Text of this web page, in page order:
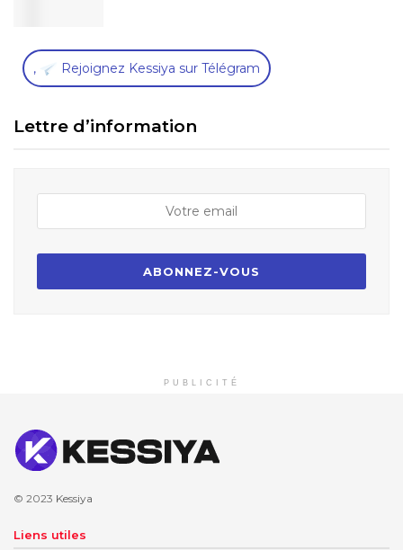
, Rejoignez Kessiya sur Télégram
Lettre d’information
PUBLICITÉ
© 2023 Kessiya
Liens utiles